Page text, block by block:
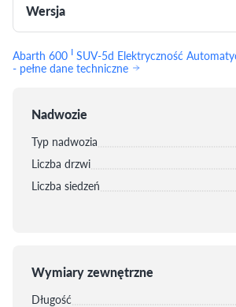
Wersja
Abarth 600 I SUV-5d Elektryczność
- pełne dane techniczne
Nadwozie
Typ nadwozia
Liczba drzwi
Liczba siedzeń
Wymiary zewnętrzne
Długość